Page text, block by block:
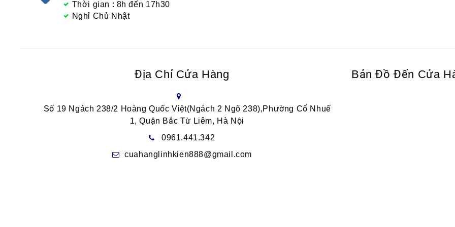
Thời gian : 8h đến 17h30
Nghỉ Chủ Nhật
Địa Chỉ Cửa Hàng
Số 19 Ngách 238/2 Hoàng Quốc Việt(Ngách 2 Ngõ 238),Phường Cổ Nhuế
1, Quận Bắc Từ Liêm, Hà Nội
0961.441.342
cuahanglinhkien888@gmail.com
Bản Đồ Đến Cửa